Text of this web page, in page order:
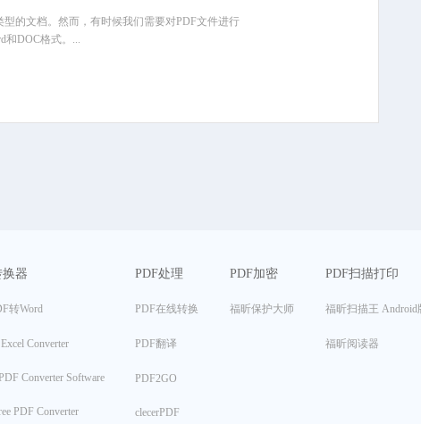
的文档。然而，有时候我们需要对PDF文件进行
和DOC格式。...
换器
转Word
Converter
Converter Software
PDF Converter
PDF处理
PDF在线转换
PDF翻译
PDF2GO
clecerPDF
PDF加密
福昕保护大师
PDF扫描打印
福昕扫描王 Android
福昕阅读器